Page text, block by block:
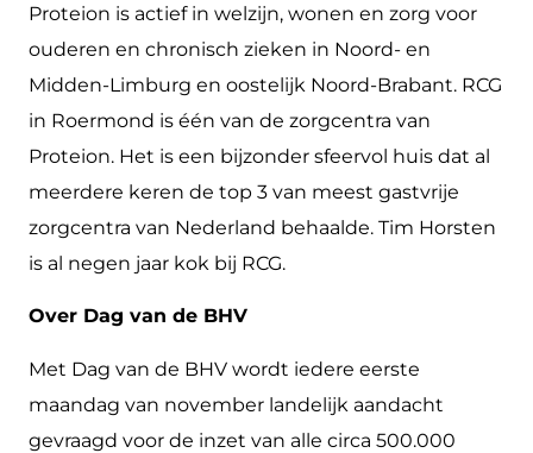
Proteion is actief in welzijn, wonen en zorg voor
ouderen en chronisch zieken in Noord- en
Midden-Limburg en oostelijk Noord-Brabant. RCG
in Roermond is één van de zorgcentra van
Proteion. Het is een bijzonder sfeervol huis dat al
meerdere keren de top 3 van meest gastvrije
zorgcentra van Nederland behaalde. Tim Horsten
is al negen jaar kok bij RCG.
Over Dag van de BHV
Met Dag van de BHV wordt iedere eerste
maandag van november landelijk aandacht
gevraagd voor de inzet van alle circa 500.000